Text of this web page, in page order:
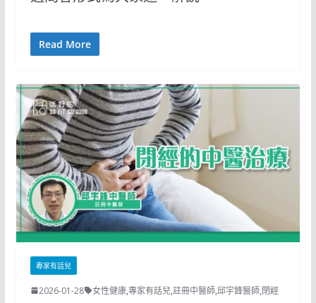
Read More
專家有話兒
2026-01-28 女性健康,專家有話兒,註冊中醫師,邱宇鋒醫師,閉經